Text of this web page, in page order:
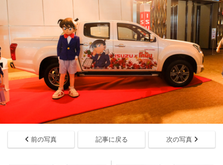
前の写真 記事に戻る 次の写真